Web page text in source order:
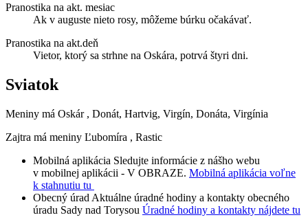
Pranostika na akt. mesiac
Ak v auguste nieto rosy, môžeme búrku očakávať.
Pranostika na akt.deň
Vietor, ktorý sa strhne na Oskára, potrvá štyri dni.
Sviatok
Meniny má Oskár , Donát, Hartvig, Virgín, Donáta, Virgínia
Zajtra má meniny Ľubomíra , Rastic
Mobilná aplikácia Sledujte informácie z nášho webu
v mobilnej aplikácii - V OBRAZE. Mobilná aplikácia voľne
k stahnutiu tu
Obecný úrad Aktuálne úradné hodiny a kontakty obecného
úradu Sady nad Torysou Úradné hodiny a kontakty nájdete tu